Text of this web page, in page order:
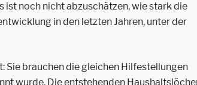
ist noch nicht abzuschätzen, wie stark die
in den letzten Jahren, unter der
Sie brauchen die gleichen Hilfestellungen
wurde. Die entstehenden